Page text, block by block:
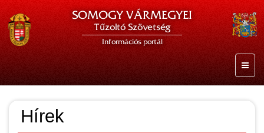
SOMOGY VÁRMEGYEI
Tűzoltó Szövetség
Információs portál
Hírek